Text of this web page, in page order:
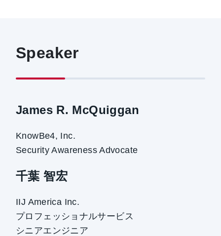
Speaker
James R. McQuiggan
KnowBe4, Inc.
Security Awareness Advocate
千葉 智宏
IIJ America Inc.
プロフェッショナルサービス
シニアエンジニア